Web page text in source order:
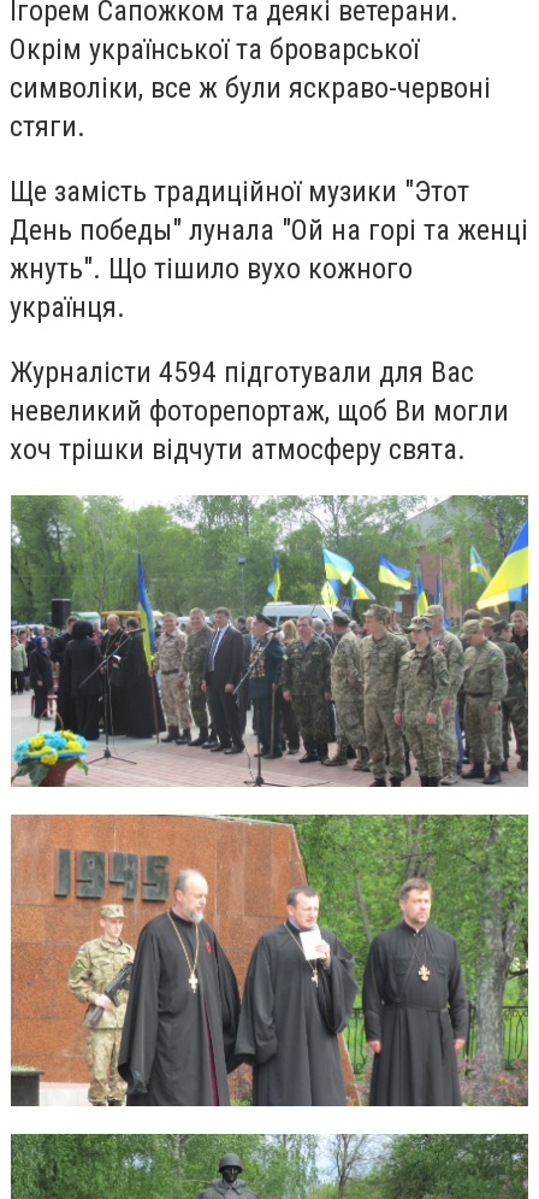
Ігорем Сапожком та деякі ветерани.
Окрім української та броварської
символіки, все ж були яскраво-червоні
стяги.
Ще замість традиційної музики "Этот
День победы" лунала "Ой на горі та женці
жнуть". Що тішило вухо кожного
українця.
Журналісти 4594 підготували для Вас
невеликий фоторепортаж, щоб Ви могли
хоч трішки відчути атмосферу свята.